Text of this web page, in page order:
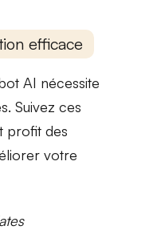
efficace
AI nécessite
Suivez ces
profit des
votre